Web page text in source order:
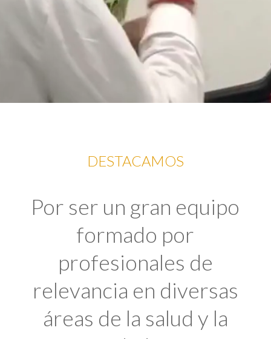
DESTACAMOS
Por ser un gran equipo
formado por
profesionales de
relevancia en diversas
áreas de la salud y la